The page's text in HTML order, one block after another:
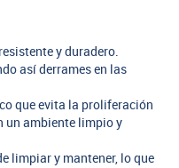
y duradero.
así derrames en las
que evita la proliferación
un ambiente limpio y
limpiar y mantener, lo que